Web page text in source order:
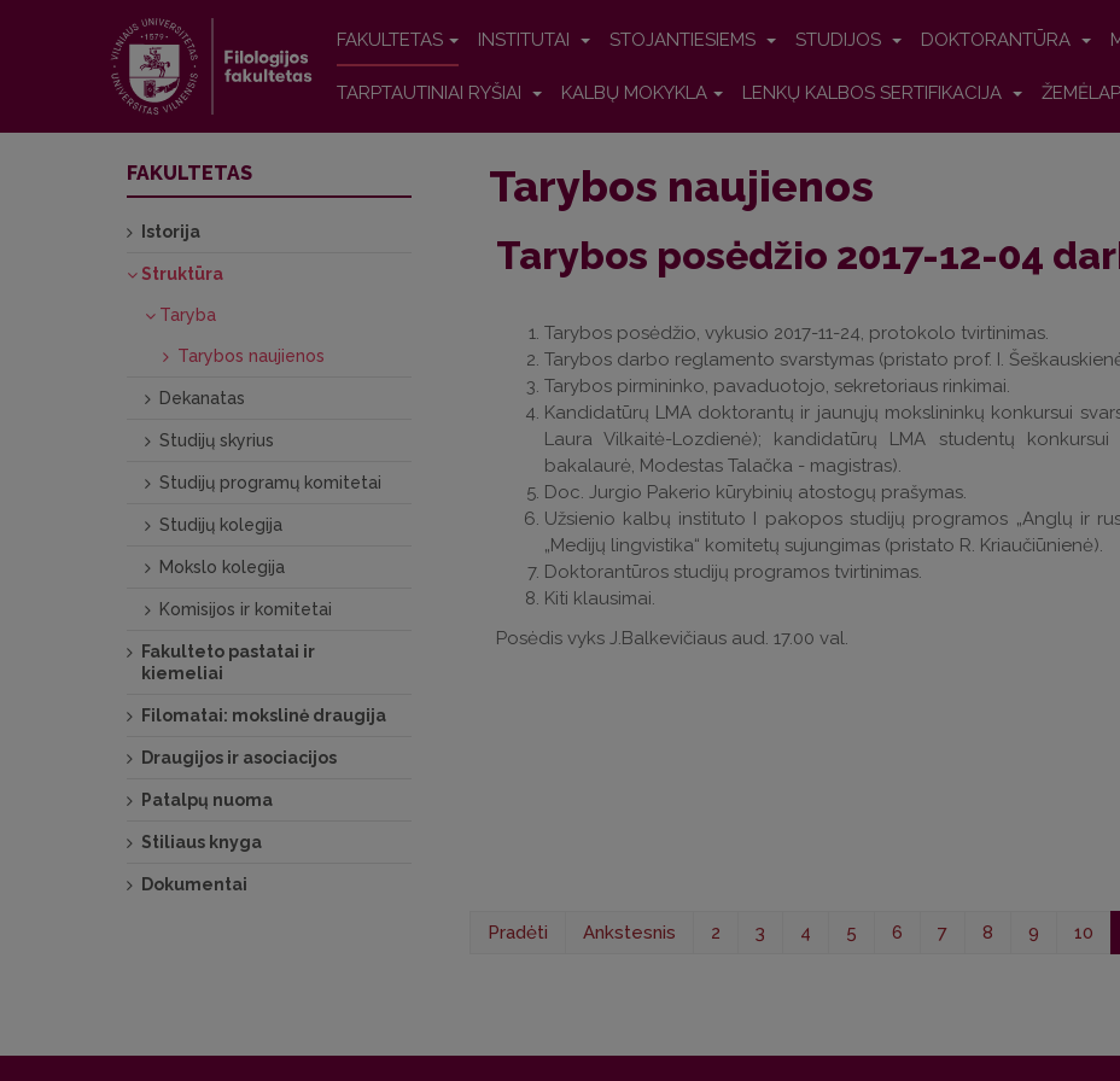
FAKULTETAS INSTITUTAI STOJANTIESIEMS STUDIJOS DOKTORANTŪRA
TARPTAUTINIAI RYŠIAI KALBŲ MOKYKLA LENKŲ KALBOS SERTIFIKACIJA
Tarybos naujienos
Tarybos posėdžio 2017-12-04
Tarybos posėdžio, vykusio 2017-11-24, protokolo tvirtinimas.
Tarybos darbo reglamento svarstymas (pristato prof. I.
Tarybos pirmininko, pavaduotojo, sekretoriaus rinkimai.
Kandidatūrų LMA doktorantų ir jaunųjų mokslininkų konkursui
Laura Vilkaitė-Lozdienė); kandidatūrų LMA studentų
bakalaurė, Modestas Talačka - magistras).
Doc. Jurgio Pakerio kūrybinių atostogų prašymas.
Užsienio kalbų instituto I pakopos studijų programos „Anglų ir
„Medijų lingvistika“ komitetų sujungimas (pristato R. Kriaučiūnienė).
Doktorantūros studijų programos tvirtinimas.
Kiti klausimai.
Posėdis vyks J.Balkevičiaus aud. 17.00 val.
Pradėti Ankstesnis 2 3 4 5 6 7 8 9 10
FAKULTETAS
Istorija
Struktūra
Taryba
Tarybos naujienos
Dekanatas
Studijų skyrius
Studijų programų komitetai
Studijų kolegija
Mokslo kolegija
Komisijos ir komitetai
Fakulteto pastatai ir
kiemeliai
Filomatai: mokslinė draugija
Draugijos ir asociacijos
Patalpų nuoma
Stiliaus knyga
Dokumentai